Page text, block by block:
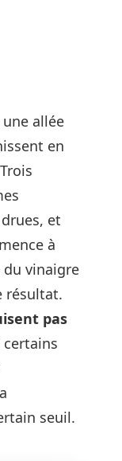
allée
en
et
à
vinaigre
résultat.
pas
certains
seuil.